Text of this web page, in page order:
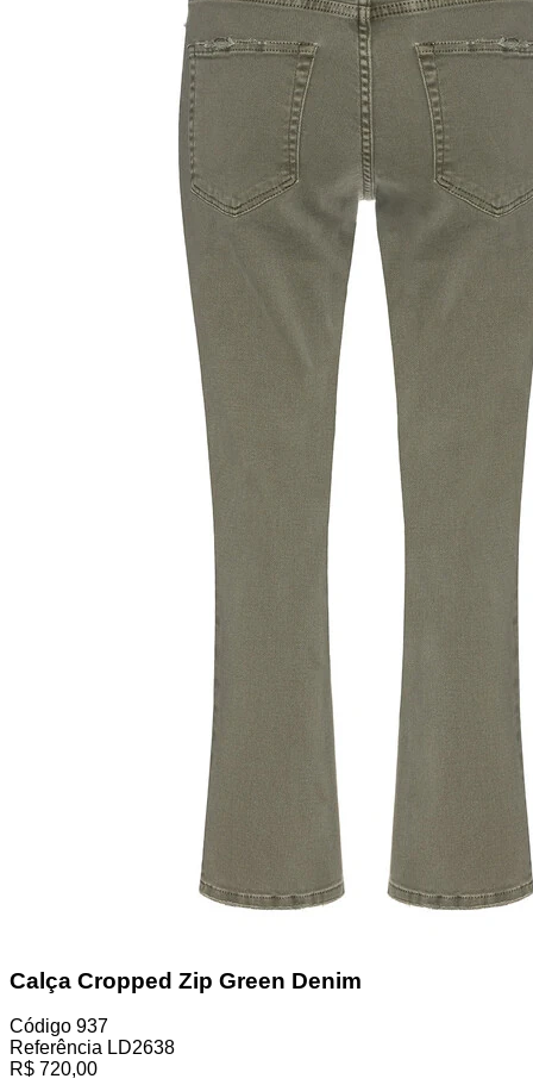
Calça Cropped Zip Green Denim
Código 937
Referência LD2638
R$ 720,00